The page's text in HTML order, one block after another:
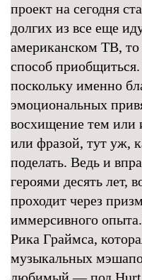
проект на сегодня
долгих из все еще
американском ТВ,
способ
поскольку именно
эмоциональных
восхищение тем или
или фразой, тут уж,
поделать. Ведь и
героями десять лет,
проходит через
иммерсивного
Рика Граймса,
музыкальных